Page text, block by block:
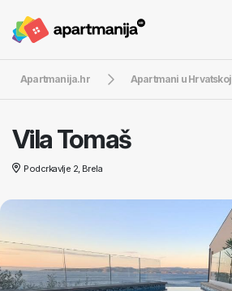
Apartmanija.hr Apartmani u Hrvatskoj
Vila Tomaš
Podcrkavlje 2, Brela